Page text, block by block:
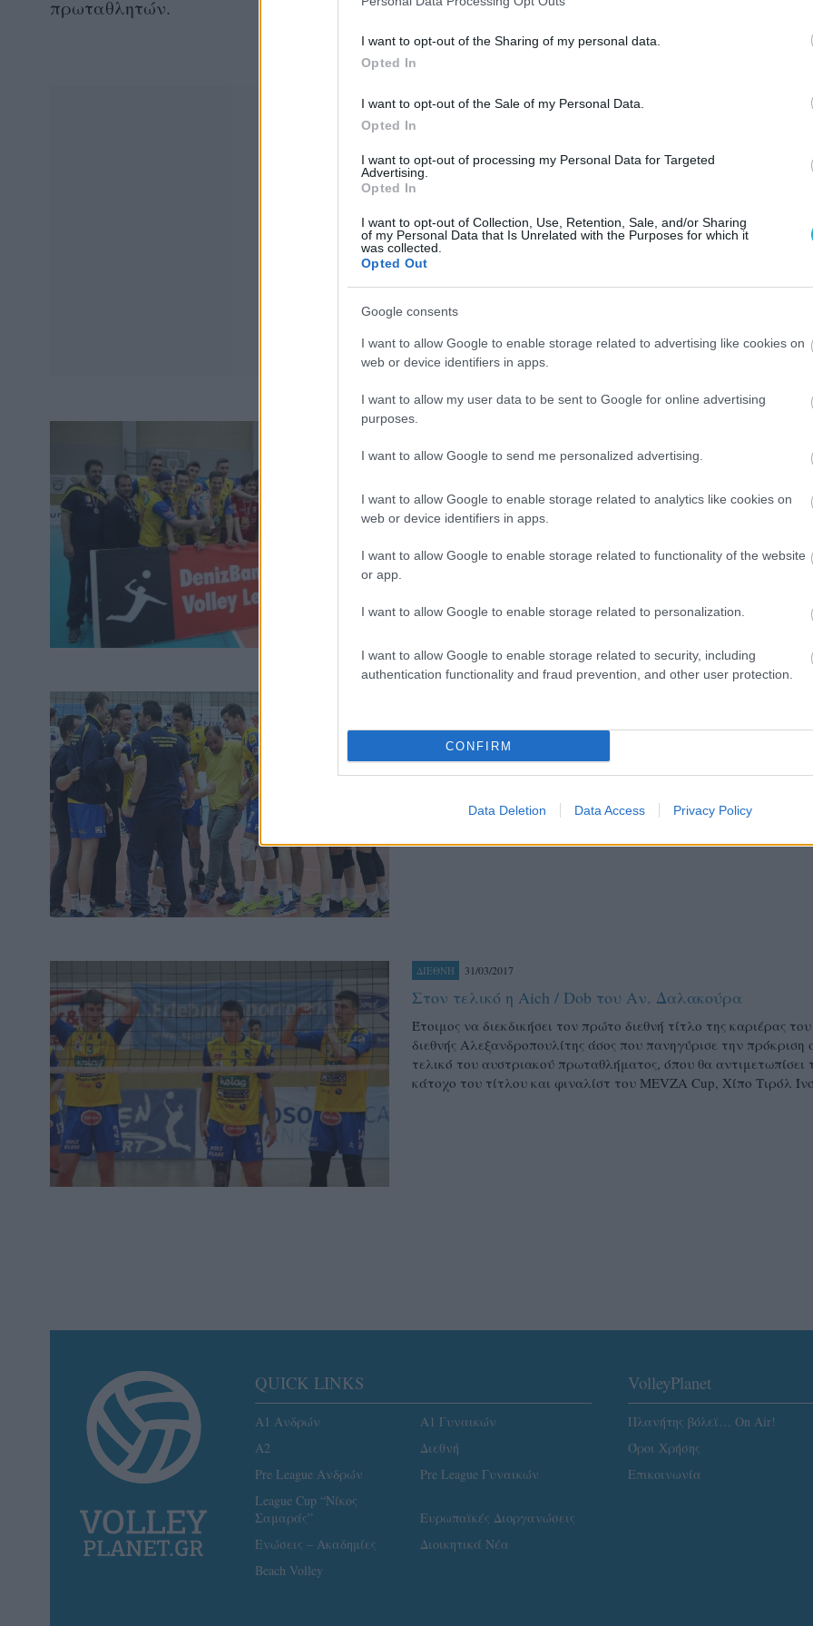
I want to opt-out of the Sharing of my personal data.
Opted In
I want to opt-out of the Sale of my Personal Data.
Opted In
I want to opt-out of processing my Personal Data for Targeted
Advertising.
Opted In
I want to opt-out of Collection, Use, Retention, Sale, and/or Sharing
of my Personal Data that Is Unrelated with the Purposes for which it
was collected.
Opted Out
Google consents
I want to allow Google to enable storage related to advertising like cookies on
web or device identifiers in apps.
I want to allow my user data to be sent to Google for online advertising
purposes.
I want to allow Google to send me personalized advertising.
I want to allow Google to enable storage related to analytics like cookies on
web or device identifiers in apps.
I want to allow Google to enable storage related to functionality of the website
or app.
I want to allow Google to enable storage related to personalization.
I want to allow Google to enable storage related to security, including
authentication functionality and fraud prevention, and other user protection.
CONFIRM
Data Deletion Data Access Privacy Policy
πρωταθλητών.
Δευτεραθλητής Αυστρίας ο Α. Δαλακούρας
οικογένειά του και ο διεθνής άσος της Aich Dob Ποζογίλνιτσα
στην Αλεξανδρούπολη από την Αυστρία με το ασημένιο μετάλλιο
Πρώτη νίκη στα τελικά για Αν. Δαλακούρα
Την πρώτη της νίκη στη σειρά των τελικών paly offs του
πρωταθλήματος πανηγύρισε χθες με την AICH DOB
νίκες με 2-1 από την πρωταθλήτρια Τιρόλ Ίνσμπρουκ, παραμένει
ΔΙΕΘΝΗ 31/03/2017
Στον τελικό η Aich / Dob του Αν. Δαλακούρα
Έτοιμος να διεκδικήσει τον πρώτο διεθνή τίτλο της καριέρας του
διεθνής Αλεξανδροπουλίτης άσος που πανηγύρισε την πρόκριση
τελικό του αυστριακού πρωταθλήματος, όπου θα αντιμετωπίσει
κάτοχο του τίτλου και φιναλίστ του MEVZA Cup, Χίπο Τιρόλ
QUICK LINKS
Α1 Ανδρών
Α1 Γυναικών
A2
Διεθνή
Pre League Ανδρών
Pre League Γυναικών
League Cup “Νίκος
Σαμαράς”
Ευρωπαϊκές Διοργανώσεις
Ενώσεις – Ακαδημίες
Διοικητικά Νέα
Beach Volley
VolleyPlanet
Πλανήτης βόλεϊ… On Air!
Όροι Χρήσης
Επικοινωνία